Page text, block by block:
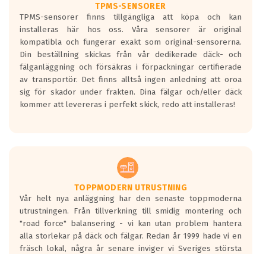
godkända för år 2016 nya regelverk.
Ett däck med en svart våg kommer vara
minst tre decibel tystare än det
regelverk som börjar gälla 2016.
TPMS-SENSORER
TPMS-sensorer finns tillgängliga att köpa och kan
installeras här hos oss. Våra sensorer är original
kompatibla och fungerar exakt som original-sensorerna.
Din beställning skickas från vår dedikerade däck- och
fälganläggning och försäkras i förpackningar certifierade
av transportör. Det finns alltså ingen anledning att oroa
sig för skador under frakten. Dina fälgar och/eller däck
kommer att levereras i perfekt skick, redo att installeras!
TOPPMODERN UTRUSTNING
Vår helt nya anläggning har den senaste toppmoderna
utrustningen. Från tillverkning till smidig montering och
"road force" balansering - vi kan utan problem hantera
alla storlekar på däck och fälgar. Redan år 1999 hade vi en
fräsch lokal, några år senare inviger vi Sveriges största